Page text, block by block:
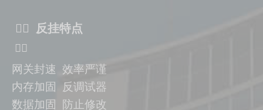
ᅟᅠ 反挂特点
ᅟᅠ
网关封速 效率严谨
内存加固 反调试器
数据加固
防止修改